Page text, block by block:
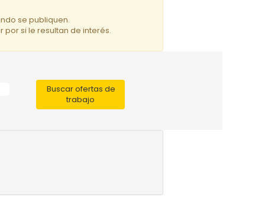
se publiquen.
por si le resultan de interés.